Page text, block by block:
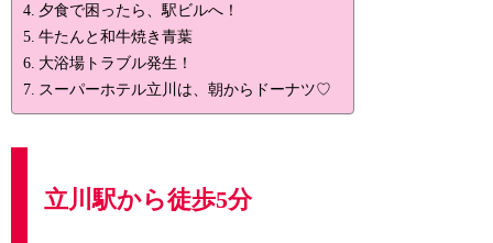
夕食で困ったら、駅ビルへ！
牛たんと和牛焼き青葉
大浴場トラブル発生！
スーパーホテル立川は、朝からドーナツ♡
立川駅から徒歩5分